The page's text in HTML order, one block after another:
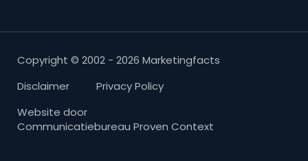
Copyright © 2002 - 2026 Marketingfacts
Disclaimer
Privacy Policy
Website door
Communicatiebureau Proven Context